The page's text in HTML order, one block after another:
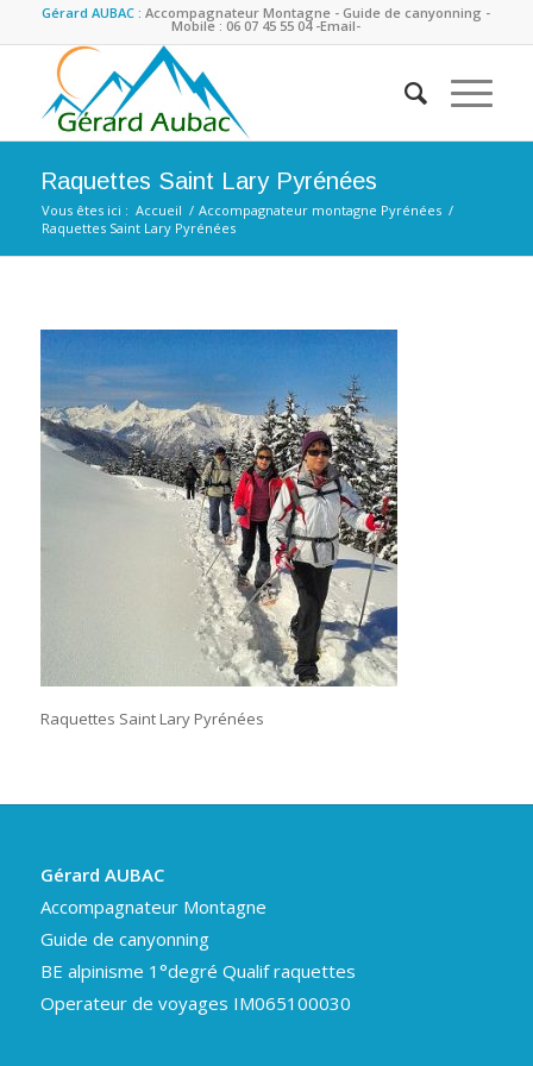
Gérard AUBAC :Accompagnateur Montagne - Guide de canyonning -
Mobile : 06 07 45 55 04 -Email-
Raquettes Saint Lary Pyrénées
Vous êtes ici : Accueil / Accompagnateur montagne Pyrénées /
Raquettes Saint Lary Pyrénées
Raquettes Saint Lary Pyrénées
Gérard AUBAC
Accompagnateur Montagne
Guide de canyonning
BE alpinisme 1°degré Qualif raquettes
Operateur de voyages IM065100030